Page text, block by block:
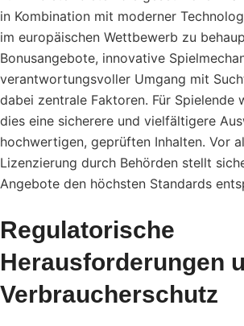
in Kombination mit moderner
im europäischen Wettbewerb zu
Bonusangebote, innovative
verantwortungsvoller Umgang mit
dabei zentrale Faktoren. Für Spielende
dies eine sicherere und vielfältigere
hochwertigen, geprüften Inhalten. Vor
Lizenzierung durch Behörden stellt
Angebote den höchsten Standards
Regulatorische
Herausforderungen
Verbraucherschutz